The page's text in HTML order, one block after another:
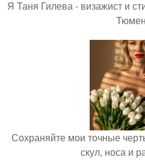
Я Таня Гилева - визажист и
Сохраняйте мои точные
скул, носа и